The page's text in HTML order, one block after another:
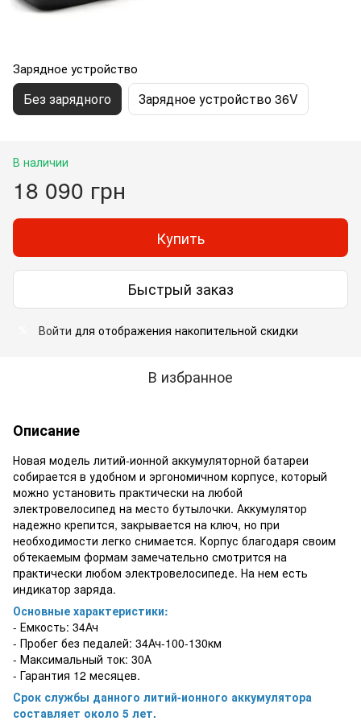
Зарядное устройство
Без зарядного Зарядное устройство 36V
В наличии
18 090 грн
Купить
Быстрый заказ
Войти для отображения накопительной скидки
В избранное
Описание
Новая модель литий-ионной аккумуляторной батареи
собирается в удобном и эргономичном корпусе, который
можно установить практически на любой
электровелосипед на место бутылочки. Аккумулятор
надежно крепится, закрывается на ключ, но при
необходимости легко снимается. Корпус благодаря своим
обтекаемым формам замечательно смотрится на
практически любом электровелосипеде. На нем есть
индикатор заряда.
Основные характеристики:
- Емкость: 34Ач
- Пробег без педалей: 34Ач-100-130км
- Максимальный ток: 30А
- Гарантия 12 месяцев.
Срок службы данного литий-ионного аккумулятора
составляет около 5 лет.